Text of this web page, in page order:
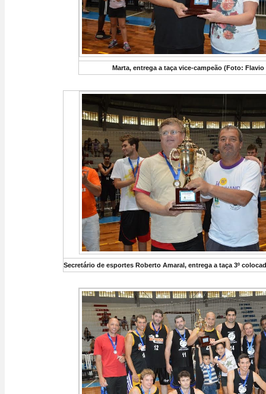
Marta, entrega a taça vice-campeão (Foto:
Secretário de esportes Roberto Amaral, entrega a taça 3º